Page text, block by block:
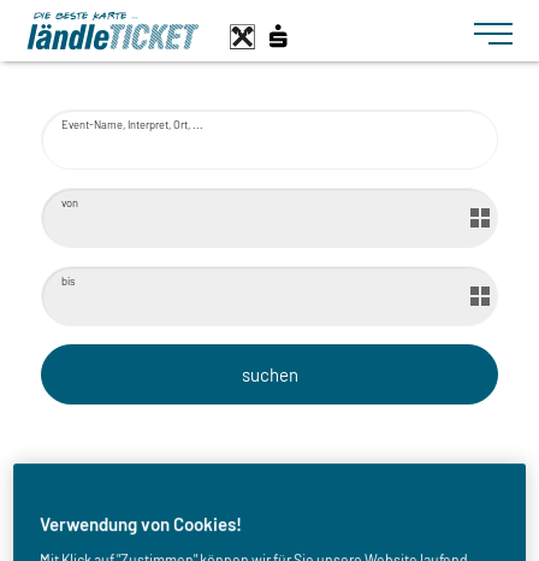
Toggle
Event-Name, Interpret, Ort, ...
von
bis
Ach, diese Lücke, diese
Verwendung von Cookies!